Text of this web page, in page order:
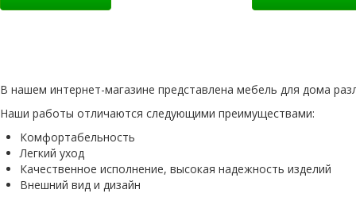
В нашем интернет-магазине представлена мебель для дома
Наши работы отличаются следующими преимуществами:
Комфортабельность
Легкий уход
Качественное исполнение, высокая надежность изделий
Внешний вид и дизайн